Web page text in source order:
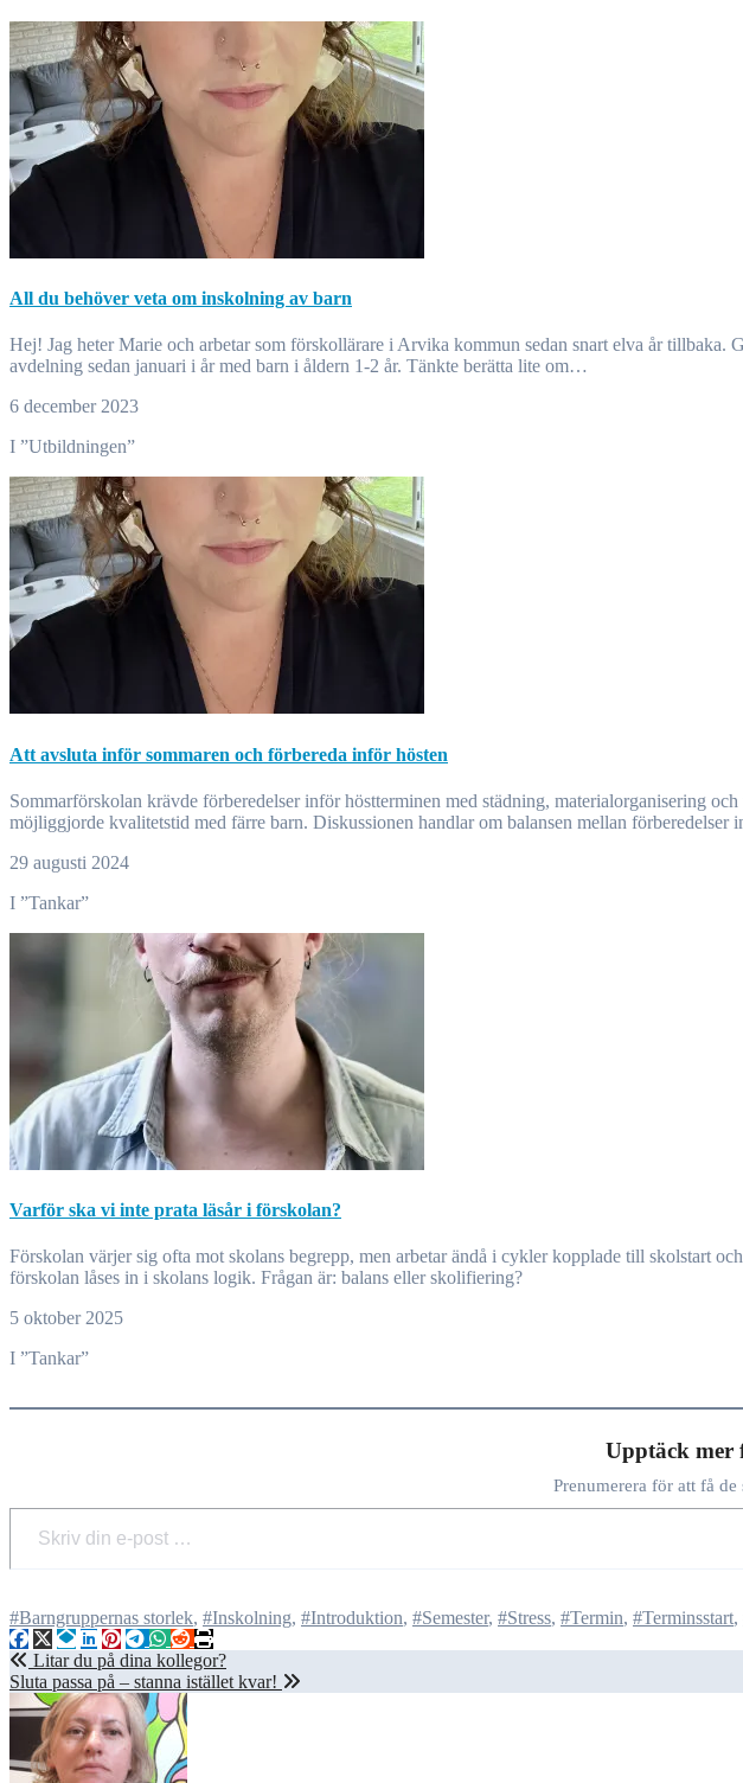
All du behöver veta om inskolning av barn
Hej! Jag heter Marie och arbetar som förskollärare i Arvika kommun sedan snart elva år tillbaka. Genom dessa år har jag arbetat med barn i olika åldrar och olika barngrupper. Arbetar nu på en nystartad
avdelning sedan januari i år med barn i åldern 1-2 år. Tänkte berätta lite om…
6 december 2023
I ”Utbildningen”
Att avsluta inför sommaren och förbereda inför hösten
Sommarförskolan krävde förberedelser inför höstterminen med städning, materialorganisering och temaplanering. Det innebar både praktiska och pedagogiska uppgifter, vilket tog tid från barnen men också
möjliggjorde kvalitetstid med färre barn. Diskussionen handlar om balansen mellan förberedelser
29 augusti 2024
I ”Tankar”
Varför ska vi inte prata läsår i förskolan?
Förskolan värjer sig ofta mot skolans begrepp, men arbetar ändå i cykler kopplade till skolstart och inskolningar. Ett tydligare terminstänk kan skapa arbetsro och struktur för pedagoger, men risken finns att
förskolan låses in i skolans logik. Frågan är: balans eller skolifiering?
5 oktober 2025
I ”Tankar”
Upptäck mer
Prenumerera för att få
Skriv din e-post …
#Barngruppernas storlek, #Inskolning, #Introduktion, #Semester, #Stress, #Termin, #Terminsstart,
Inläggsnavigering
Litar du på dina kollegor?
Sluta passa på – stanna istället kvar!